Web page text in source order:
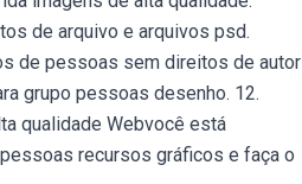
de arquivo e arquivos psd.
de pessoas sem direitos de autor
grupo pessoas desenho. 12.
qualidade Webvocê está
recursos gráficos e faça o